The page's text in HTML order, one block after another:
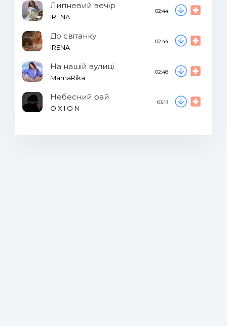
Липневий вечір
IRENA
02:44
До світанку
IRENA
02:44
На нашій вулиці
MamaRika
02:48
Небесний рай
O X I O N
03:13